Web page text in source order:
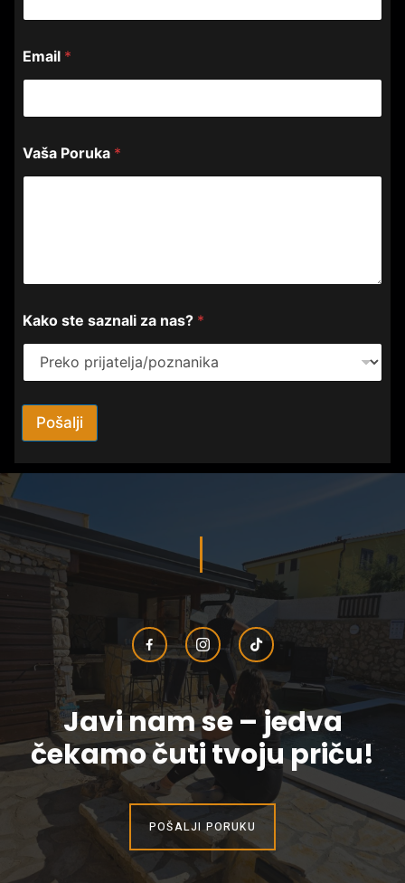
a
š
z
*
Email *
Vaša Poruka *
Kako ste saznali za nas? *
Pošalji
Javi nam se – jedva
čekamo čuti tvoju priču!
POŠALJI PORUKU